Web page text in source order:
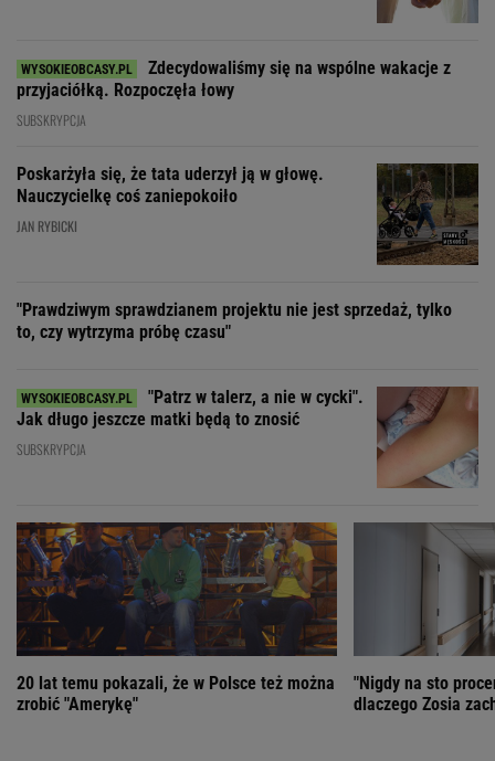
Zdecydowaliśmy się na wspólne wakacje z
przyjaciółką. Rozpoczęła łowy
SUBSKRYPCJA
Poskarżyła się, że tata uderzył ją w głowę.
Nauczycielkę coś zaniepokoiło
JAN RYBICKI
"Prawdziwym sprawdzianem projektu nie jest sprzedaż, tylko
to, czy wytrzyma próbę czasu"
"Patrz w talerz, a nie w cycki".
Jak długo jeszcze matki będą to znosić
SUBSKRYPCJA
20 lat temu pokazali, że w Polsce też można
zrobić "Amerykę"
"Nigdy na sto
dlaczego Zosia